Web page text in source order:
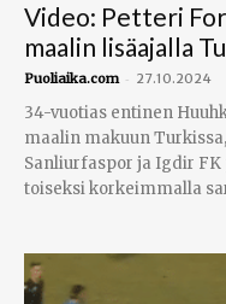
Video: Petteri
maalin lisäajalla
Puoliaika.com - 27.10.2024
34-vuotias entinen
maalin makuun
Sanliurfaspor ja Igdir
toiseksi korkeimmalla